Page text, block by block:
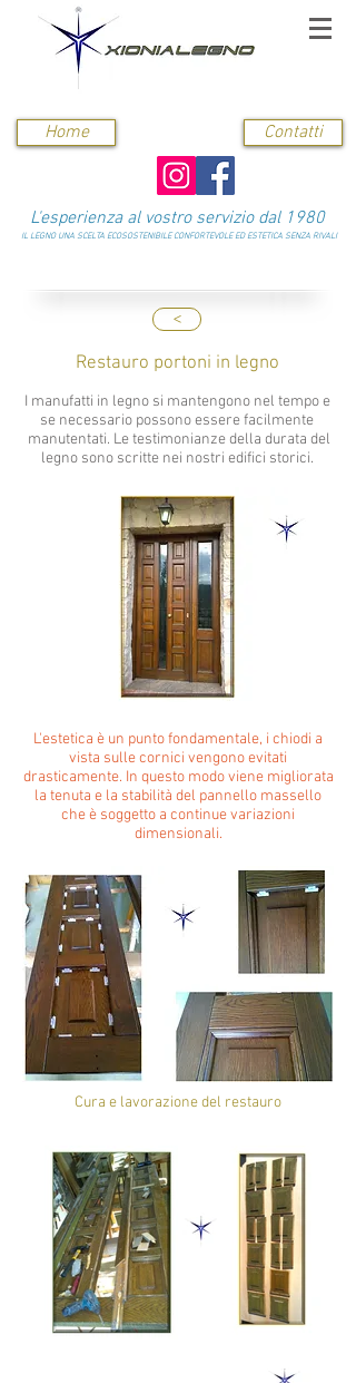
Home Contatti
L'esperienza al vostro servizio dal 1980
IL LEGNO UNA SCELTA ECOSOSTENIBILE CONFORTEVOLE ED ESTETICA SENZA RIVALI
<
Restauro portoni in legno
I manufatti in legno si mantengono nel tempo e
se necessario possono essere facilmente
manutentati. Le testimonianze della durata del
legno sono scritte nei nostri edifici storici.
L'estetica è un punto fondamentale, i chiodi a
vista sulle cornici vengono evitati
drasticamente. In questo modo viene migliorata
la tenuta e la stabilità del pannello massello
che è soggetto a continue variazioni
dimensionali.
Cura e lavorazione del restauro